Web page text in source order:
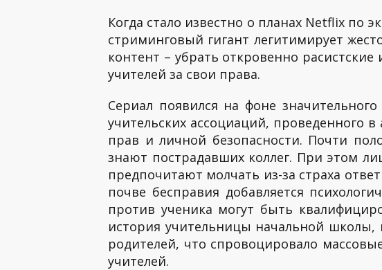
Когда стало известно о планах Netflix по
стриминговый гигант легитимирует
контент – убрать откровенно
учителей за свои права.
Сериал появился на фоне
учительских ассоциаций, проведенного
прав и личной безопасности. Почти
знают пострадавших коллег. При этом
предпочитают молчать из-за страха
почве бесправия добавляется
против ученика могут быть
история учительницы начальной школы,
родителей, что спровоцировало
учителей.